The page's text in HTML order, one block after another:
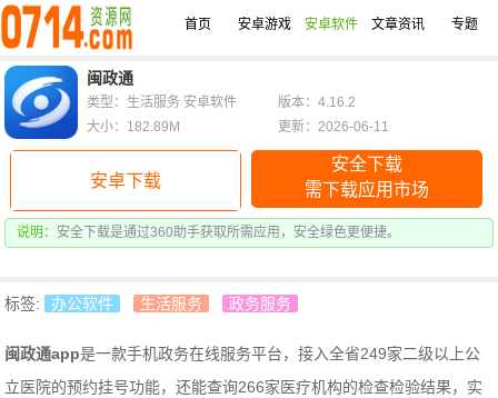
首页 安卓游戏 安卓软件 文章资讯 专题
闽政通
安卓下载
安全下载
需下载应用市场
说明： 安全下载是通过360助手获取所需应用，安全绿色更便捷。
类型：生活服务 安卓软件
版本：4.16.2
大小：182.89M
更新：2026-06-11
标签: 办公软件 生活服务 政务服务
闽政通app是一款手机政务在线服务平台，接入全省249家二级以上公
立医院的预约挂号功能，还能查询266家医疗机构的检查检验结果， 实